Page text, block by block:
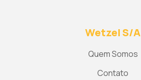
Wetzel S/A
Quem Somos
Contato